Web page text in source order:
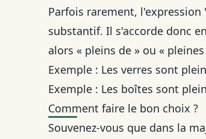
Parfois rarement, l'expression
substantif. Il s'accorde donc
alors « pleins de » ou « pleines
Exemple : Les verres sont
Exemple : Les boîtes sont
Comment faire le bon choix ?
Souvenez-vous que dans la